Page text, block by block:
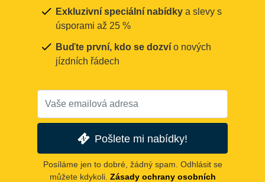
Exkluzivní speciální nabídky a slevy s
úsporami až 25 %
Buďte první, kdo se dozví o nových
jízdních řádech
Pošlete mi nabídky!
Posíláme jen to dobré, žádný spam. Odhlásit se
můžete kdykoli. Zásady ochrany osobních